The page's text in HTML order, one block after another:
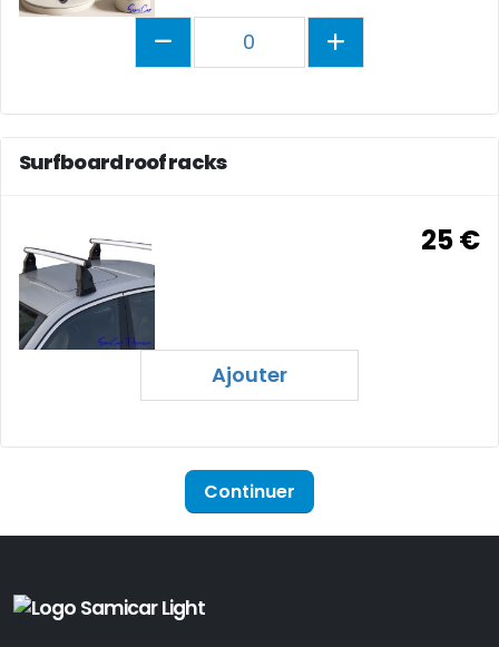
0
Surfboard roof racks
25 €
Ajouter
Continuer